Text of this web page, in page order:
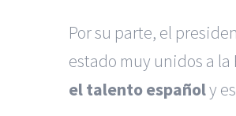
Por su parte, el
estado muy unidos a la
el talento españoly